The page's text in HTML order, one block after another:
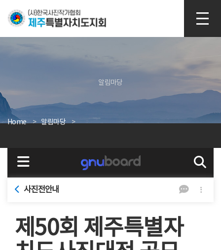
알림마당
Home 알림마당
사진전안내
제50회 제주특별자